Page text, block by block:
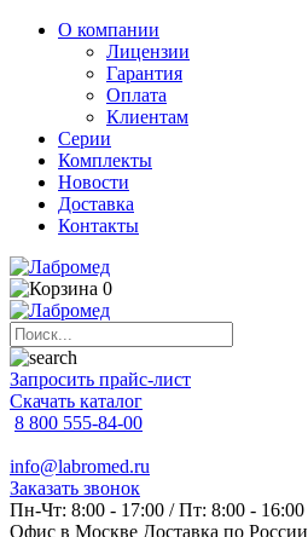
О компании
Лицензии
Гарантия
Оплата
Клиентам
Серии
Комплекты
Новости
Доставка
Контакты
0
Запросить прайс-лист
Скачать каталог
8 800 555-84-00
info@labromed.ru
Заказать звонок
Пн-Чт: 8:00 - 17:00 / Пт: 8:00 - 16:00
Офис в Москве Доставка по России